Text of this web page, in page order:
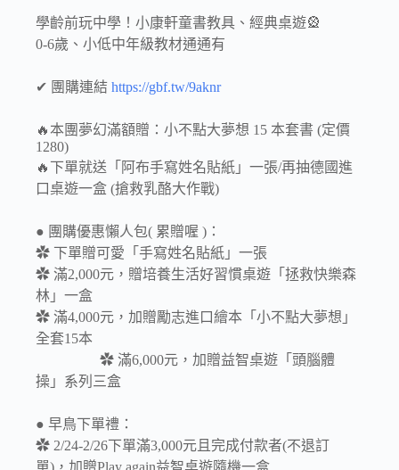
學齡前玩中學！小康軒童書教具、經典桌遊🎡
0-6歲、小低中年級教材通通有
✔︎ 團購連結 https://gbf.tw/9aknr
🔥本團夢幻滿額贈：小不點大夢想 15 本套書 (定價
1280)
🔥下單就送「阿布手寫姓名貼紙」一張/再抽德國進
口桌遊一盒 (搶救乳酪大作戰)
● 團購優惠懶人包( 累贈喔 )：
✿ 下單贈可愛「手寫姓名貼紙」一張
✿ 滿2,000元，贈培養生活好習慣桌遊「拯救快樂森
林」一盒
✿ 滿4,000元，加贈勵志進口繪本「小不點大夢想」
全套15本
✿ 滿6,000元，加贈益智桌遊「頭腦體
操」系列三盒
● 早鳥下單禮：
✿ 2/24-2/26下單滿3,000元且完成付款者(不退訂
單)，加贈Play again益智桌遊隨機一盒